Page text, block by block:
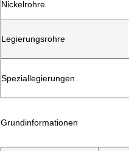
Nickelrohre
Legierungsrohre
Speziallegierungen
Grundinformationen